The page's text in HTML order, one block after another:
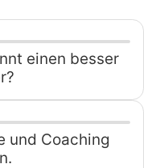
einen besser
und Coaching